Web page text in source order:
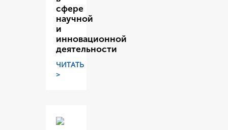
сфере
научной
и
инновационной
деятельности
ЧИТАТЬ
>